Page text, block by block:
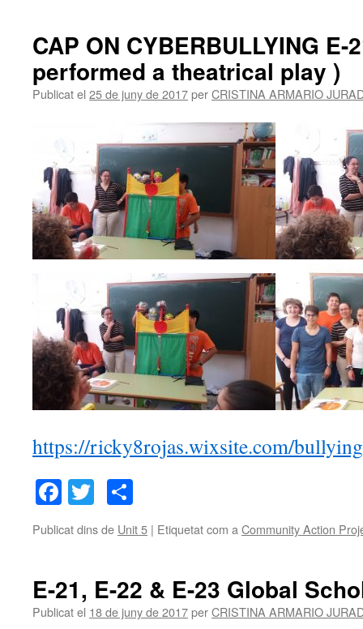
CAP ON CYBERBULLYING
performed a theatrical play )
Publicat el 25 de juny de 2017perCRISTINA ARMARIO
https://ricky8rojas.wixsite.com/bullying
Facebook
Twitter
Publicat dins de Unit 5 | Etiquetat com a Community Action
E-21, E-22 & E-23 Global
Publicat el 18 de juny de 2017perCRISTINA ARMARIO